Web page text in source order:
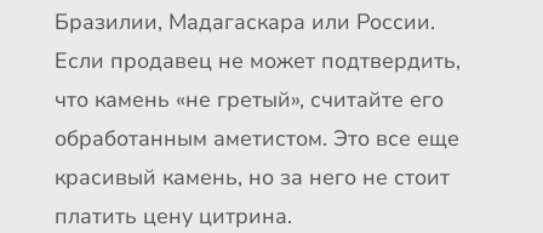
Бразилии, Мадагаскара или России.
Если продавец не может подтвердить,
что камень «не гретый», считайте его
обработанным аметистом. Это все еще
красивый камень, но за него не стоит
платить цену цитрина.